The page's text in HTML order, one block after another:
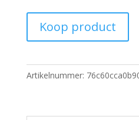
Koop product
Artikelnummer: